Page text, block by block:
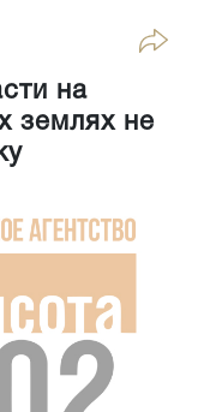
на
землях не